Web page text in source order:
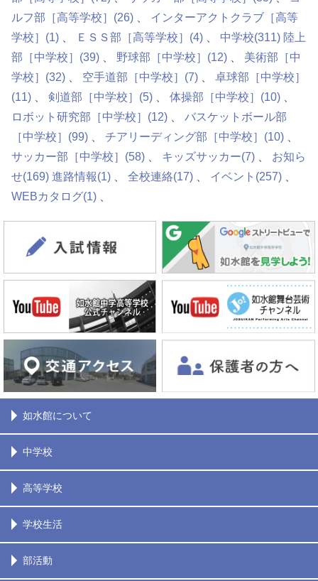
ルフ部［高等学校］ (26)
インターアクトクラブ［高等
学校］ (1) ＥＳＳ部［高等学校］ (4) 中学校(311) 陸上
部［中学校］ (39) 野球部［中学校］ (12)
美術部［中
学校］ (32) 空手道部［中学校］ (7)
卓球部［中学校］
(11)
剣道部［中学校］ (5) 体操部［中学校］ (10)
ロボット研究部［中学校］ (12)
バスケットボール部
［中学校］ (99) チアリーディング部［中学校］ (10)
サッカー部［中学校］ (58) キッズサッカー(7)
お知ら
せ(169) 進路情報(1) 全校連絡(17) イベント (257)
WEBカタログ(1)
如水館について
中学校
高等学校
学校生活
部活動